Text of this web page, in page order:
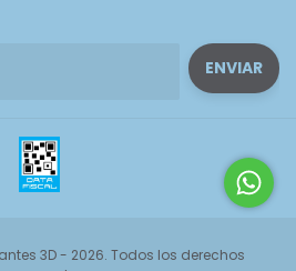
3D - 2026. Todos los derechos